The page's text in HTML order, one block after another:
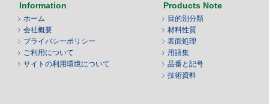
Information
ホーム
会社概要
プライバシーポリシー
ご利用について
サイトの利用環境について
Products Note
目的別分類
材料性質
表面処理
用語集
品番と記号
技術資料